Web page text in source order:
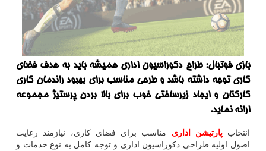
بازی فوتبال: طراح دكوراسیون اداری همیشه باید به هدف فضای
كاری توجه داشته باشد و طرحی مناسب برای بهبود راندمان كاری
كاركنان و ایجاد زیرساختی خوب برای بالا بردن پرستیژ مجموعه
ارائه نماید.
انتخابپارتیشن اداری مناسب برای فضای کاری، نیازمند رعایت
اصول اولیه طراحی دکوراسیون اداری و توجه کامل به نوع خدمات و